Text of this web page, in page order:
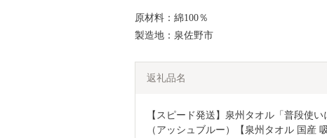
原材料：綿100％
製造地：泉佐野市
返礼品名
【スピード発送】泉州タオル「普段使
（アッシュブルー）【泉州タオル 国産